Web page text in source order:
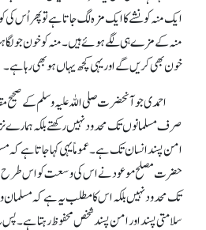
ایک منہ کو نشے کا ایک مزہ لگ جاتا ہے تو پھر اُس
منہ کے مزے ہی لگے ہوئے ہیں۔ منہ کو خون جو
خون بھی کریں گے اور یہی کچھ یہاں ہو بھی رہا ہے۔
احمدی جو آنحضرت صلی اللہ علیہ وسلم کے صحیح
صرف مسلمانوں تک محدودنہیں رکھتے بلکہ
امن پسند انسان تک ہے۔ عموماً یہی کہا جاتا ہے
حضرت مصلح موعودنے اس کی وسعت کو اس طرح
تک محدودنہیں بلکہ اس کا مطلب یہ ہے کہ
سلامتی پسند اور امن پسند شخص محفوظ رہتا ہے۔